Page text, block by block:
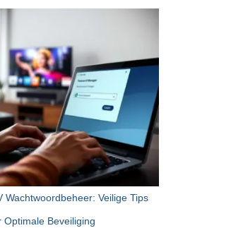
Wachtwoordbeheer: Veilige Tips
Optimale Beveiliging